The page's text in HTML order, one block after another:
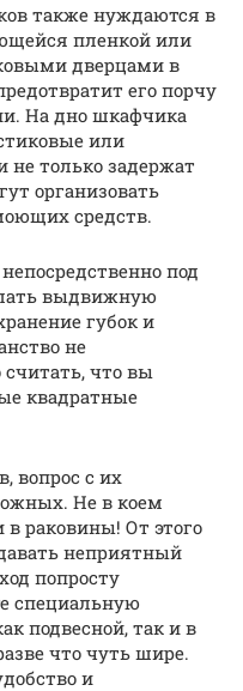
также нуждаются в
пленкой или
дверцами в
его порчу
На дно шкафчика
или
только задержат
организовать
средств.
под
выдвижную
губок и
не
что вы
квадратные
вопрос с их
Не в коем
в раковины! От этого
неприятный
попросту
специальную
подвесной, так и в
что чуть шире.
и